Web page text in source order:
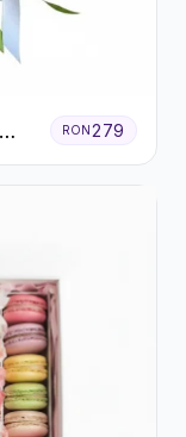
RON 279